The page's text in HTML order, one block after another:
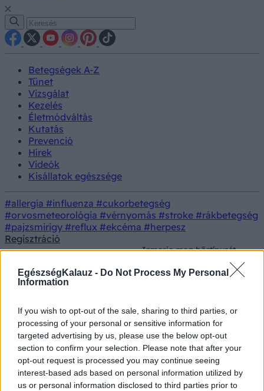
EgészségKalauz - Do Not Process My Personal
Information
If you wish to opt-out of the sale, sharing to third parties, or
processing of your personal or sensitive information for
targeted advertising by us, please use the below opt-out
section to confirm your selection. Please note that after your
opt-out request is processed you may continue seeing
interest-based ads based on personal information utilized by
us or personal information disclosed to third parties prior to
Betegségek A-Z
Tünet
Vizsgálat
Kezelés
Életmódváltás
Kutatás
Prevenció
Hírek
Videók
Kisállatok egészsége
#allergia #influenza #cukorbetegség
#orvosmeteorológia #vérnyomás #stroke #rákbetegség
#pajzsmirigy #reflux #ekcéma #herpesz
Regisztráció
Ismerje meg bőrtípusát -
ha ezzel nincs tisztában,
nem tud majd jó arcápolót
Ismerje meg bőrtípusát - ha ezzel
nincs tisztában, nem tud majd jó
arcápolót venni magának